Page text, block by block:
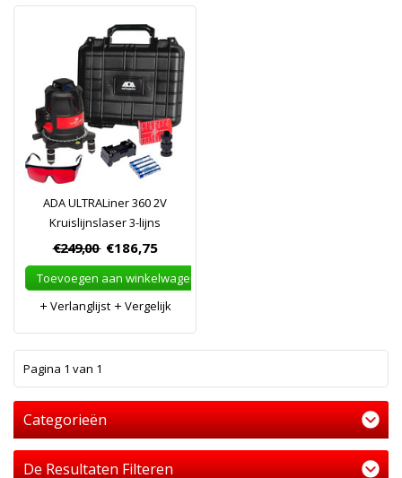
ADA ULTRALiner 360 2V
Kruislijnslaser 3-lijns
€249,00 €186,75
Toevoegen aan winkelwagen
Verlanglijst
Vergelijk
Pagina 1 van 1
Categorieën
De Resultaten Filteren